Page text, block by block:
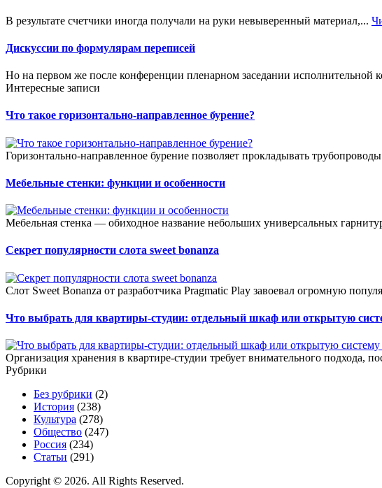
В результате счетчики иногда получали на руки невыверенный материал,...
Дискуссии по формулярам переписей
Но на первом же после конференции пленарном заседании исполнительной
Интересные записи
Что такое горизонтально-направленное бурение?
Горизонтально-направленное бурение позволяет прокладывать
Мебельные стенки: функции и особенности
Мебельная стенка — обиходное название небольших универсальных
Секрет популярности слота sweet bonanza
Слот Sweet Bonanza от разработчика Pragmatic Play завоевал огромную
Что выбрать для квартиры-студии: отдельный шкаф или открытую
Организация хранения в квартире-студии требует внимательного подхода,
Рубрики
Без рубрики (2)
История (238)
Культура (278)
Общество (247)
Россия (234)
Статьи (291)
Copyright © 2026. All Rights Reserved.